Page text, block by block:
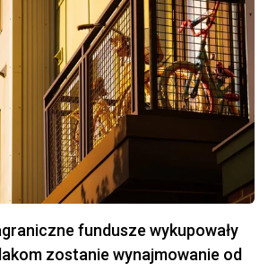
fundusze wykupowały
zostanie wynajmowanie od